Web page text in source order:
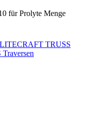
für Prolyte Menge
LITECRAFT TRUSS